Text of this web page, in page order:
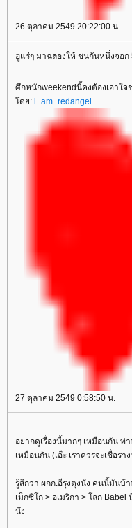
26 ตุลาคม 2549 20:22:00 น.
ฮูแร่ๆ มาฉลองให้ ชนกันหนึ่งจอก
ศึกหนักweekendนี้คงต้องเอาใจ
ดย: i_am_redangel
27 ตุลาคม 2549 0:58:50 น.
อยากดูเรื่องนี้มากๆ เหมือนกัน ท่
เหมือนกัน (เอ๊ะ เราควรจะเชื่อร
รู้สึกว่า ผกก.อีรุงตุงนัง คนนี้มันบ้
เม็กซิโก > อเมริกา > โลก
นึง